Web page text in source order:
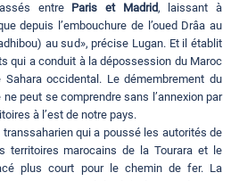
entre Paris et Madrid, laissant à
depuis l’embouchure de l’oued Drâa au
au sud», précise Lugan. Et il établit
qui a conduit à la dépossession du Maroc
occidental. Le démembrement du
peut se comprendre sans l’annexion par
à l’est de notre pays.
transsaharien qui a poussé les autorités de
territoires marocains de la Tourara et le
plus court pour le chemin de fer. La